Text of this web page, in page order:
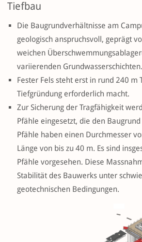
Tiefbau
Die Baugrundverhältnisse am
geologisch anspruchsvoll, geprägt
weichen
variierenden Grundwasserschichten.
Fester Fels steht erst in rund 240 m
Tiefgründung erforderlich macht.
Zur Sicherung der Tragfähigkeit
Pfähle eingesetzt, die den
Pfähle haben einen Durchmesser
Länge von bis zu 40 m. Es sind
Pfähle vorgesehen. Diese
Stabilität des Bauwerks unter
geotechnischen Bedingungen.